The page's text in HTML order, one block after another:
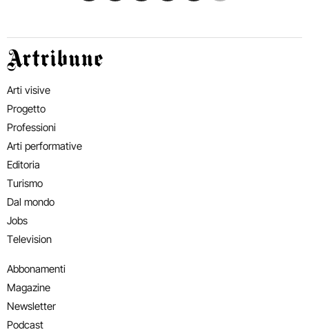
Artribune
Arti visive
Progetto
Professioni
Arti performative
Editoria
Turismo
Dal mondo
Jobs
Television
Abbonamenti
Magazine
Newsletter
Podcast